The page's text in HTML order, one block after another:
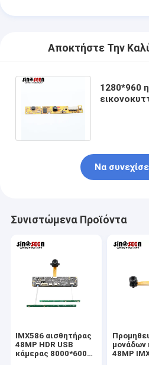
Αποκτήστε Την
1280*960
Να
Συνιστώμενα Προϊόντα
IMX586 αισθητήρας
48MP HDR USB
κάμερας 8000*6000
μονάδων
48MP